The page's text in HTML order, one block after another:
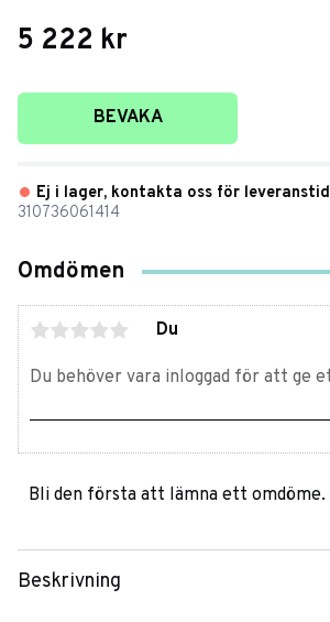
5 222 kr
Lägg till i favoriter
BEVAKA
Ej i lager, kontakta oss för leveranstid
310736061414
Omdömen
Du
Bli den första att lämna ett omdöme.
Beskrivning